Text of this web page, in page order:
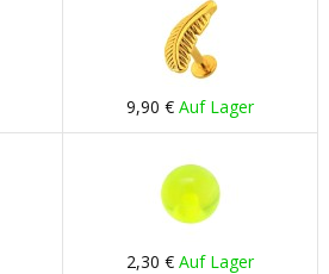
9,90 € Auf Lager
2,30 € Auf Lager